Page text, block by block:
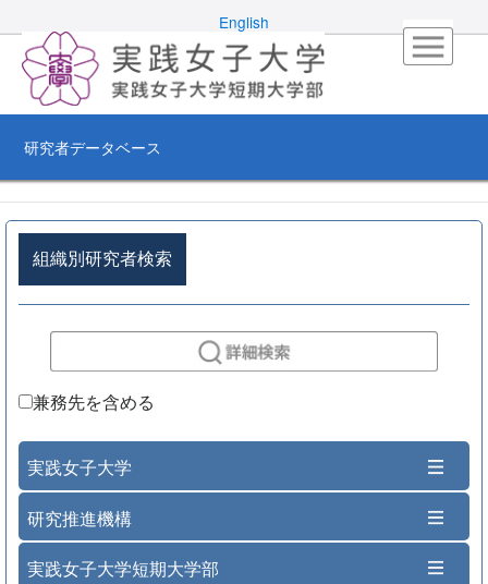
English
研究者データベース
組織別研究者検索
兼務先を含める
実践女子大学
研究推進機構
実践女子大学短期大学部